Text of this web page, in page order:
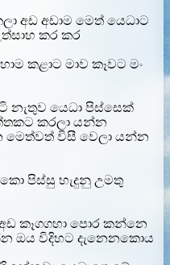
අඩ අඩාම මෙත් යෙධාට
කර කර
කළාට මාව කෑවට මං
නැතුව යෙධා පිස්සෙක්
කරලා යන්න
මෙත්වත් විසී වෙලා යන්න
පිස්සු හැදුනු උමතු
කෑගගහා පොර කන්නෙ
ඔය විදිහට දැනෙනකොය